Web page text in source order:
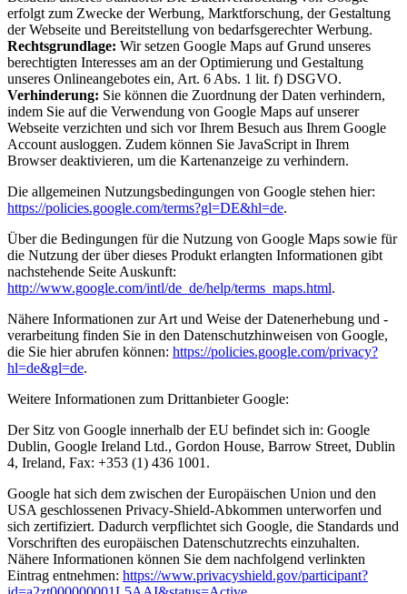
erfolgt zum Zwecke der Werbung, Marktforschung, der Gestaltung
der Webseite und Bereitstellung von bedarfsgerechter Werbung.
Rechtsgrundlage: Wir setzen Google Maps auf Grund unseres
berechtigten Interesses am an der Optimierung und Gestaltung
unseres Onlineangebotes ein, Art. 6 Abs. 1 lit. f) DSGVO.
Verhinderung: Sie können die Zuordnung der Daten verhindern,
indem Sie auf die Verwendung von Google Maps auf unserer
Webseite verzichten und sich vor Ihrem Besuch aus Ihrem Google
Account ausloggen. Zudem können Sie JavaScript in Ihrem
Browser deaktivieren, um die Kartenanzeige zu verhindern.
Die allgemeinen Nutzungsbedingungen von Google stehen hier:
https://policies.google.com/terms?gl=DE&hl=de.
Über die Bedingungen für die Nutzung von Google Maps sowie für
die Nutzung der über dieses Produkt erlangten Informationen gibt
nachstehende Seite Auskunft:
http://www.google.com/intl/de_de/help/terms_maps.html.
Nähere Informationen zur Art und Weise der Datenerhebung und -
verarbeitung finden Sie in den Datenschutzhinweisen von Google,
die Sie hier abrufen können: https://policies.google.com/privacy?
hl=de&gl=de.
Weitere Informationen zum Drittanbieter Google:
Der Sitz von Google innerhalb der EU befindet sich in: Google
Dublin, Google Ireland Ltd., Gordon House, Barrow Street, Dublin
4, Ireland, Fax: +353 (1) 436 1001.
Google hat sich dem zwischen der Europäischen Union und den
USA geschlossenen Privacy-Shield-Abkommen unterworfen und
sich zertifiziert. Dadurch verpflichtet sich Google, die Standards und
Vorschriften des europäischen Datenschutzrechts einzuhalten.
Nähere Informationen können Sie dem nachfolgend verlinkten
Eintrag entnehmen: https://www.privacyshield.gov/participant?